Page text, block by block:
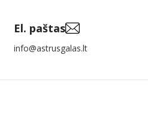
El. paštas
info@astrusgalas.lt